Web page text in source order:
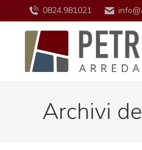
0824.981021
Archivi